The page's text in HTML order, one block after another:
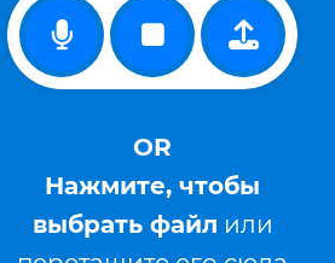
OR
Нажмите, чтобы
выбрать файл или